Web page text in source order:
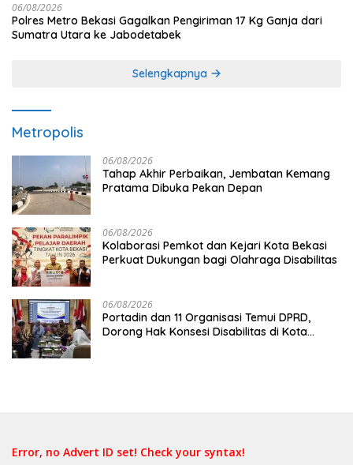
06/08/2026
Polres Metro Bekasi Gagalkan Pengiriman 17 Kg Ganja dari
Sumatra Utara ke Jabodetabek
Selengkapnya
Metropolis
06/08/2026
Tahap Akhir Perbaikan, Jembatan Kemang
Pratama Dibuka Pekan Depan
06/08/2026
Kolaborasi Pemkot dan Kejari Kota Bekasi
Perkuat Dukungan bagi Olahraga Disabilitas
06/08/2026
Portadin dan 11 Organisasi Temui DPRD,
Dorong Hak Konsesi Disabilitas di Kota
Error, no Advert ID set! Check your syntax!